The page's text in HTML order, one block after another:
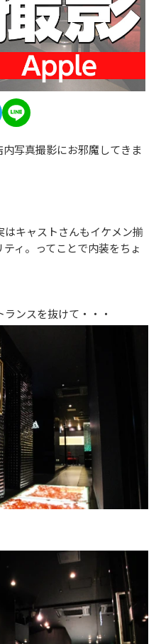
写真撮影にお邪魔してきま
キャストさんもイケメン揃
ィ。ってことで内装をちょ
ンスを抜けて・・・